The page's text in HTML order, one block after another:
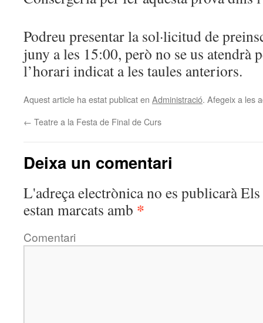
Podreu presentar la sol·licitud de
juny a les 15:00, però no se us atendrà
l’horari indicat a les taules anteriors.
Aquest article ha estat publicat en Administració. Afegeix a les
← Teatre a la Festa de Final de Curs
Deixa un comentari
L'adreça electrònica no es publicaràEls
estan marcats amb *
Comentari